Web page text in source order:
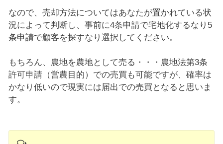
なので、売却方法についてはあなたが置かれている状
況によって判断し、事前に4条申請で宅地化するなり5
条申請で顧客を探すなり選択してください。
もちろん、農地を農地として売る・・・農地法第3条
許可申請（営農目的）での売買も可能ですが、確率は
かなり低いので現実には届出での売買となると思いま
す。